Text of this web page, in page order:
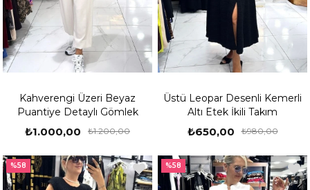
Kahverengi Üzeri Beyaz
Puantiye Detaylı Gömlek
₺1.000,00 ₺1.200,00
Üstü Leopar Desenli Kemerli
Altı Etek İkili Takım
₺650,00 ₺980,00
%58 %58